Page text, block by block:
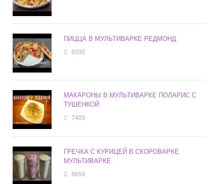
ПИЦЦА В МУЛЬТИВАРКЕ РЕДМОНД
5035
МАКАРОНЫ В МУЛЬТИВАРКЕ ПОЛАРИС С
ТУШЕНКОЙ
7405
ГРЕЧКА С КУРИЦЕЙ В СКОРОВАРКЕ
МУЛЬТИВАРКЕ
9659